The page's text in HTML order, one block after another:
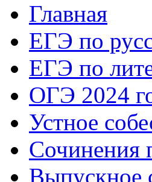
Главная
ЕГЭ по
ЕГЭ по
ОГЭ 2024
Устное
Сочинения
Выпускное